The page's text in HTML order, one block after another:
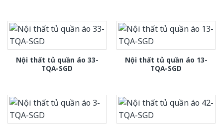
Nội thất tủ quần áo 33-
TQA-SGD
Nội thất tủ quần áo 13-
TQA-SGD